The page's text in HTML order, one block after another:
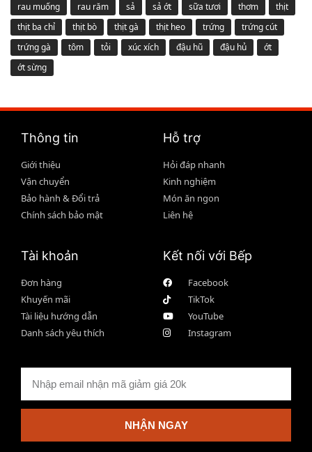
rau muống
rau răm sả sả ớt sữa tươi thơm
thịt
thịt ba chỉ
thịt bò thịt gà thịt heo trứng
trứng cút
trứng gà
tôm tỏi xúc xích đậu hũ đậu hủ
ớt
ớt sừng
Thông tin
Giới thiệu
Vận chuyển
Bảo hành & Đổi trả
Chính sách bảo mật
Hỗ trợ
Hỏi đáp nhanh
Kinh nghiệm
Món ăn ngon
Liên hệ
Tài khoản
Đơn hàng
Khuyến mãi
Tài liệu hướng dẫn
Danh sách yêu thích
Kết nối với Bếp
Facebook
TikTok
YouTube
Instagram
NHẬN NGAY